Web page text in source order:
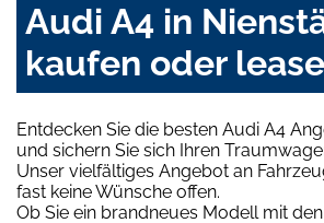
Audi A4 in
kaufen oder
Entdecken Sie die besten Audi A4
und sichern Sie sich Ihren
Unser vielfältiges Angebot an
fast keine Wünsche offen.
Ob Sie ein brandneues Modell mit